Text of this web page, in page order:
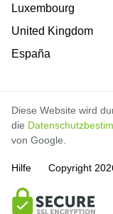
Luxembourg
United Kingdom
España
Diese Website wird
die
von Google.
Hilfe Copyright